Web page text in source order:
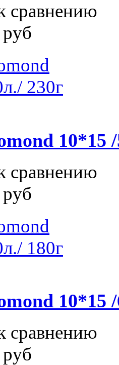
сравнению
руб
10*15
сравнению
руб
10*15
сравнению
руб